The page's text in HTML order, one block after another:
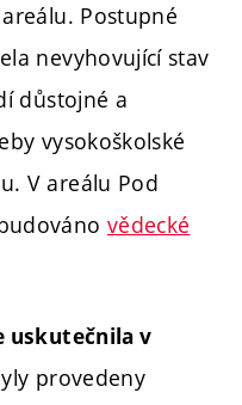
Postupné
nevyhovující stav
důstojné a
vysokoškolské
V areálu Pod
vědecké
uskutečnila v
provedeny